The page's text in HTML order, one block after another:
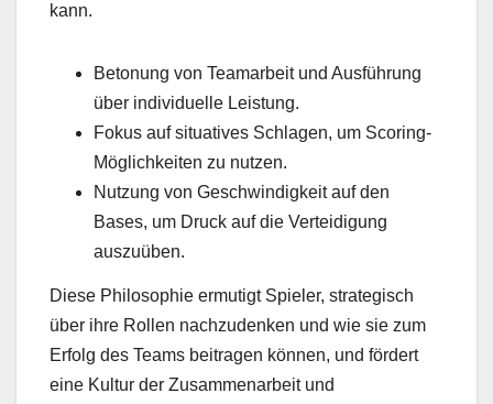
kann.
Betonung von Teamarbeit und Ausführung
über individuelle Leistung.
Fokus auf situatives Schlagen, um Scoring-
Möglichkeiten zu nutzen.
Nutzung von Geschwindigkeit auf den
Bases, um Druck auf die Verteidigung
auszuüben.
Diese Philosophie ermutigt Spieler, strategisch
über ihre Rollen nachzudenken und wie sie zum
Erfolg des Teams beitragen können, und fördert
eine Kultur der Zusammenarbeit und